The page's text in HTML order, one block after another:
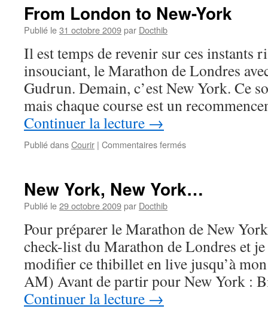
From London to New-York
Publié le31 octobre 2009par Docthib
Il est temps de revenir sur ces instants
insouciant, le Marathon de Londres
Gudrun. Demain, c’est New York. Ce
mais chaque course est un
Continuer la lecture →
Publié dansCourir | Commentaires ferméssur
New-
New York, New York…
Publié le29 octobre 2009par Docthib
Pour préparer le Marathon de New
check-list du Marathon de Londres et
modifier ce thibillet en live jusqu’à
AM) Avant de partir pour New York :
Continuer la lecture →